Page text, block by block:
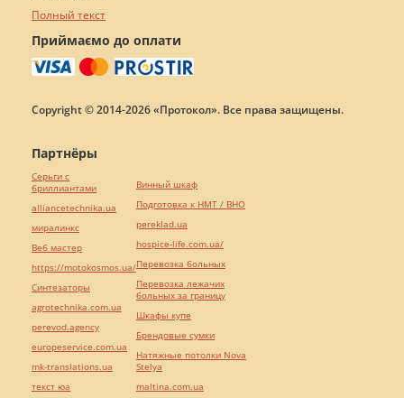
Полный текст
Приймаємо до оплати
Copyright © 2014-2026 «Протокол». Все права защищены.
Партнёры
Серьги с
бриллиантами
alliancetechnika.ua
миралинкс
Веб мастер
https://motokosmos.ua/
Синтезаторы
agrotechnika.com.ua
perevod.agency
europeservice.com.ua
mk-translations.ua
текст юа
Винный шкаф
Подготовка к НМТ / ВНО
pereklad.ua
hospice-life.com.ua/
Перевозка больных
Перевозка лежачих
больных за границу
Шкафы купе
Брендовые сумки
Натяжные потолки Nova
Stelya
maltina.com.ua